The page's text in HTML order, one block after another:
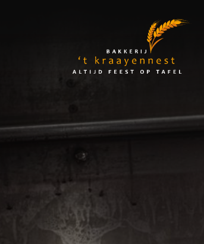
Kraayennest